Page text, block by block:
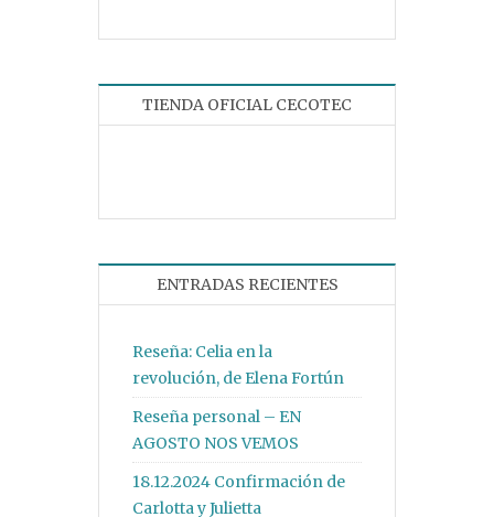
TIENDA OFICIAL CECOTEC
ENTRADAS RECIENTES
Reseña: Celia en la
revolución, de Elena Fortún
Reseña personal – EN
AGOSTO NOS VEMOS
18.12.2024 Confirmación de
Carlotta y Julietta